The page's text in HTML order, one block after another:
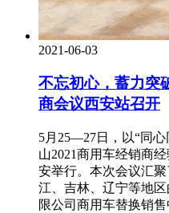
2021-06-03
不忘初心，蓄力
商会议西安站召开
5月25—27日，以“同
山2021商用车经销商
安举行。本次会议汇
江、吉林、辽宁等地
限公司商用车替换销